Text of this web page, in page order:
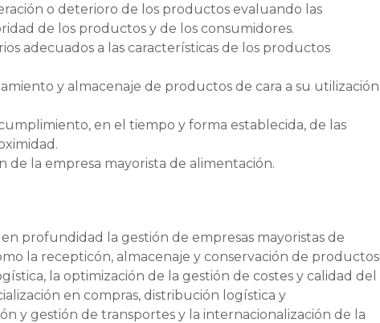
o deterioro de los productos evaluando las
de los productos y de los consumidores.
adecuados a las características de los productos
y almacenaje de productos de cara a su utilización
en el tiempo y forma establecida, de las
la empresa mayorista de alimentación.
profundidad la gestión de empresas mayoristas de
la recepticón, almacenaje y conservación de productos
la optimización de la gestión de costes y calidad del
en compras, distribución logística y
y gestión de transportes y la internacionalización de la